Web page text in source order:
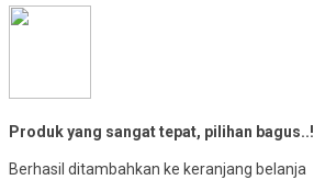
Produk yang sangat tepat, pilihan bagus..!
Berhasil ditambahkan ke keranjang belanja